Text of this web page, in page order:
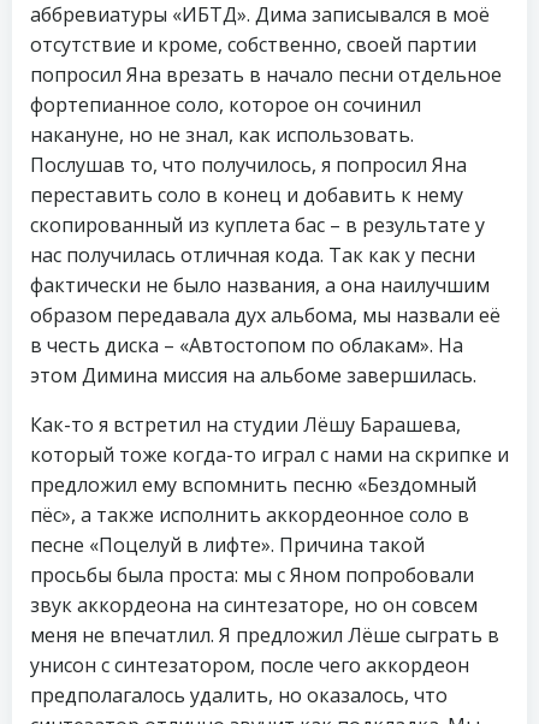
аббревиатуры «ИБТД». Дима записывался в моё
отсутствие и кроме, собственно, своей партии
попросил Яна врезать в начало песни отдельное
фортепианное соло, которое он сочинил
накануне, но не знал, как использовать.
Послушав то, что получилось, я попросил Яна
переставить соло в конец и добавить к нему
скопированный из куплета бас – в результате у
нас получилась отличная кода. Так как у песни
фактически не было названия, а она наилучшим
образом передавала дух альбома, мы назвали её
в честь диска – «Автостопом по облакам». На
этом Димина миссия на альбоме завершилась.
Как-то я встретил на студии Лёшу Барашева,
который тоже когда-то играл с нами на скрипке и
предложил ему вспомнить песню «Бездомный
пёс», а также исполнить аккордеонное соло в
песне «Поцелуй в лифте». Причина такой
просьбы была проста: мы с Яном попробовали
звук аккордеона на синтезаторе, но он совсем
меня не впечатлил. Я предложил Лёше сыграть в
унисон с синтезатором, после чего аккордеон
предполагалось удалить, но оказалось, что